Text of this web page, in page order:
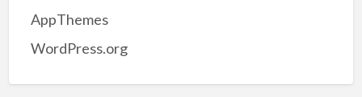
AppThemes
WordPress.org